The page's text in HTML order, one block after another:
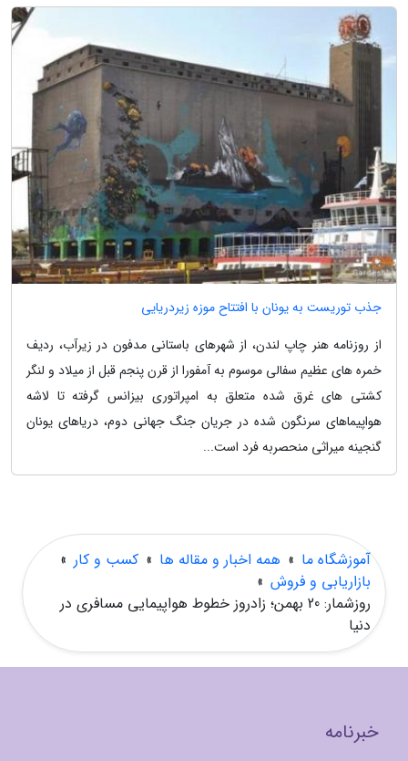
جذب توریست به یونان با افتتاح موزه زیردریایی
از روزنامه هنر چاپ لندن، از شهرهای باستانی مدفون در زیرآب، ردیف
خمره های عظیم سفالی موسوم به آمفورا از قرن پنجم قبل از میلاد و لنگر
کشتی های غرق شده متعلق به امپراتوری بیزانس گرفته تا لاشه
هواپیماهای سرنگون شده در جریان جنگ جهانی دوم، دریاهای یونان
گنجینه میراثی منحصربه فرد است...
آموزشگاه ما » همه اخبار و مقاله ها » کسب و کار »
بازاریابی و فروش »
روزشمار: 20 بهمن؛ زادروز خطوط هواپیمایی مسافری در
دنیا
خبرنامه